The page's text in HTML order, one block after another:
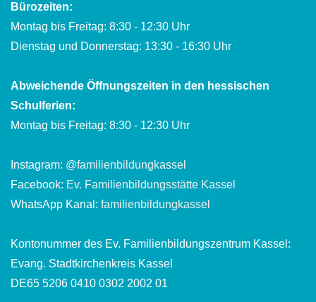
Bürozeiten:
Montag bis Freitag: 8:30 - 12:30 Uhr
Dienstag und Donnerstag: 13:30 - 16:30 Uhr
Abweichende Öffnungszeiten in den hessischen
Schulferien:
Montag bis Freitag: 8:30 - 12:30 Uhr
Instagram: @familienbildungkassel
Facebook: Ev. Familienbildungsstätte Kassel
WhatsApp Kanal: familienbildungkassel
Kontonummer des Ev. Familienbildungszentrum Kassel:
Evang. Stadtkirchenkreis Kassel
DE65 5206 0410 0302 2002 01